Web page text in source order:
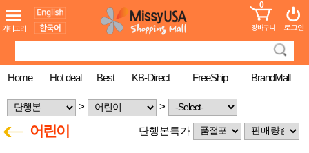
도 어린이
청소년
컬러링
북
한국학
습지
미국학
습지
MissyShop
Login
0
Home Hot deal Best KB-Direct FreeShip BrandMall
> >
어린이 단행본특가